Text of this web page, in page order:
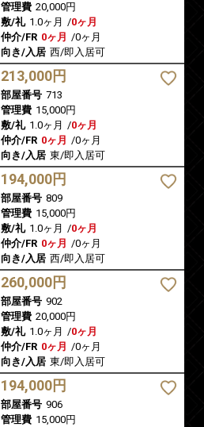
管理費 20,000円
敷/礼 1.0ヶ月 /0ヶ月
仲介/FR 0ヶ月 /0ヶ月
向き/入居 西/即入居可
213,000円
部屋番号 713
管理費 15,000円
敷/礼 1.0ヶ月 /0ヶ月
仲介/FR 0ヶ月 /0ヶ月
向き/入居 東/即入居可
194,000円
部屋番号 809
管理費 15,000円
敷/礼 1.0ヶ月 /0ヶ月
仲介/FR 0ヶ月 /0ヶ月
向き/入居 西/即入居可
260,000円
部屋番号 902
管理費 20,000円
敷/礼 1.0ヶ月 /0ヶ月
仲介/FR 0ヶ月 /0ヶ月
向き/入居 東/即入居可
194,000円
部屋番号 906
管理費 15,000円